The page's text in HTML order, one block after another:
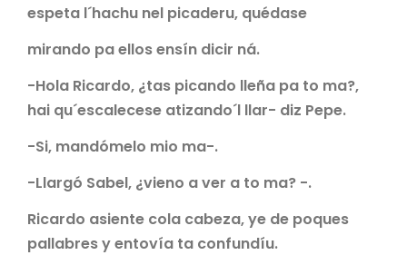
espeta l´hachu nel picaderu, quédase
mirando pa ellos ensín dicir ná.
-Hola Ricardo, ¿tas picando lleña pa to ma?,
hai qu´escalecese atizando´l llar- diz Pepe.
-Si, mandómelo mio ma-.
-Llargó Sabel, ¿vieno a ver a to ma? -.
Ricardo asiente cola cabeza, ye de poques
pallabres y entovía ta confundíu.